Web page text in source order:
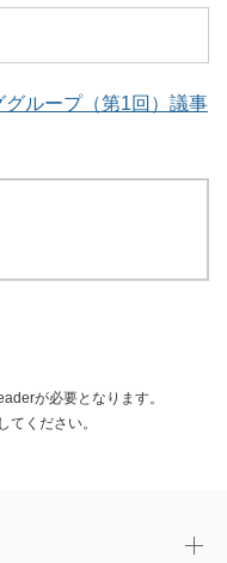
ループ（第1回）議事
が必要となります。
てください。